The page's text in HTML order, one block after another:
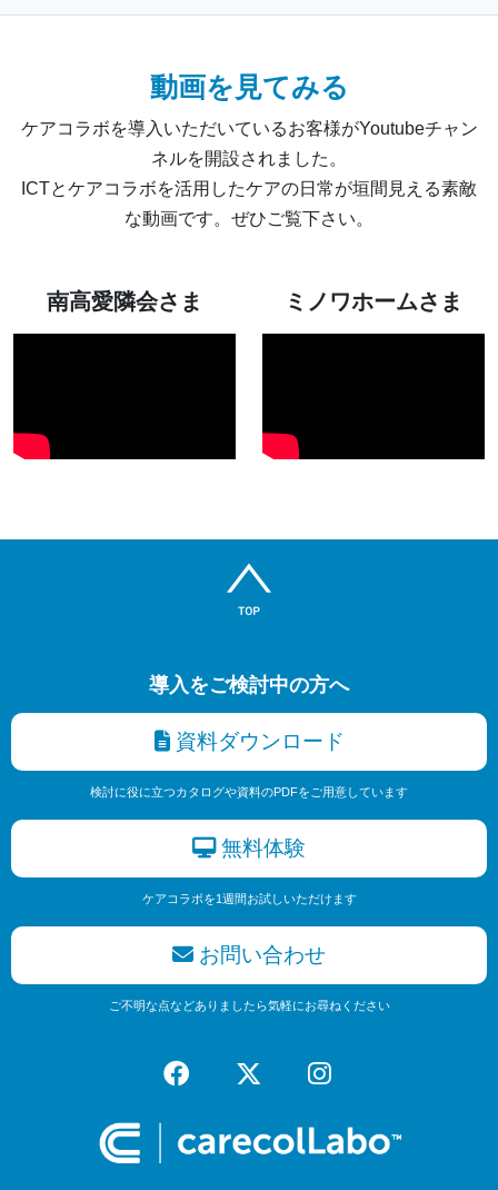
動画を見てみる
ケアコラボを導入いただいているお客様がYoutubeチャン
ネルを開設されました。
ICTとケアコラボを活用したケアの日常が垣間見える素敵
な動画です。ぜひご覧下さい。
南高愛隣会さま ミノワホームさま
導入をご検討中の方へ
資料ダウンロード
検討に役に立つカタログや資料のPDFをご用意しています
無料体験
ケアコラボを1週間お試しいただけます
お問い合わせ
ご不明な点などありましたら気軽にお尋ねください